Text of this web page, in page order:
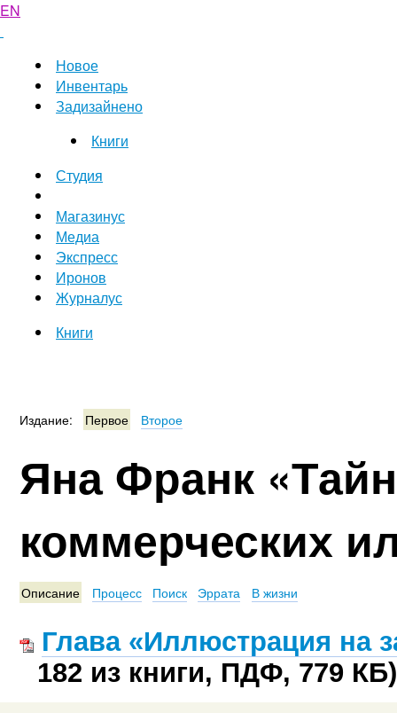
EN
Новое
Инвентарь
Задизайнено
Книги
Студия
Магазинус
Медиа
Экспресс
Иронов
Журналус
Книги
Издание: Первое Второе
Яна Франк
коммерческих
Описание Процесс Поиск Эррата В жизни
Глава «Иллюстрация на
182 из книги, ПДФ, 779 КБ)